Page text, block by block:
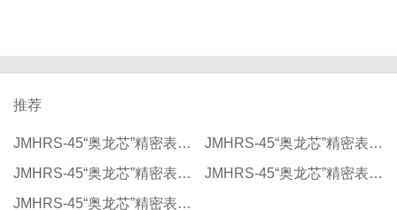
推荐
JMHRS-45“奥龙芯”精密表面洛氏硬度计（机头移动式）
JMHRS-45“奥龙芯”精密表面洛氏硬度计（机头移动式）
JMHRS-45“奥龙芯”精密表面洛氏硬度计（机头移动式）
JMHRS-45“奥龙芯”精密表面洛氏硬度计（机头移动式）
JMHRS-45“奥龙芯”精密表面洛氏硬度计（机头移动式）